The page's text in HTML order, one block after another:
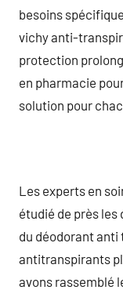
besoins
vichy anti-
protection
en pharmacie
solution pour
Les experts en
étudié de près
du déodorant
antitranspirants
avons rassemblé